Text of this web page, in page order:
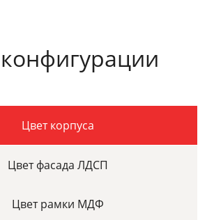
Цвет корпуса
Цвет фасада ЛДСП
Цвет рамки МДФ